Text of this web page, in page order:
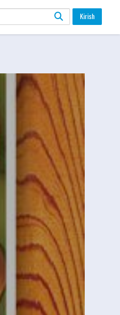
Kirish